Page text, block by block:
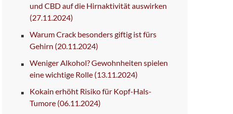
und CBD auf die Hirnaktivität auswirken
(27.11.2024)
Warum Crack besonders giftig ist fürs
Gehirn (20.11.2024)
Weniger Alkohol? Gewohnheiten spielen
eine wichtige Rolle (13.11.2024)
Kokain erhöht Risiko für Kopf-Hals-
Tumore (06.11.2024)